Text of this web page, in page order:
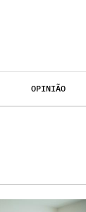
OPINIÃO